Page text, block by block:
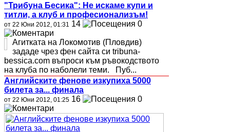
"Трибуна Бесика": Не искаме купи и
титли, а клуб и професионализъм!
от 22 Юни 2012, 01:31 14 0
Агитката на Локомотив (Пловдив)
зададе чрез фен сайта си tribuna-
bessica.com въпроси към ръвокодството
на клуба по наболели теми. Пуб...
Английските фенове изкупиха 5000
билета за... финала
от 22 Юни 2012, 01:25 16 0